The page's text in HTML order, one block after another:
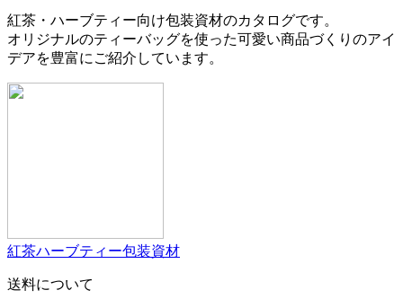
紅茶・ハーブティー向け包装資材のカタログです。
オリジナルのティーバッグを使った可愛い商品づくりのアイ
デアを豊富にご紹介しています。
紅茶ハーブティー包装資材
送料について